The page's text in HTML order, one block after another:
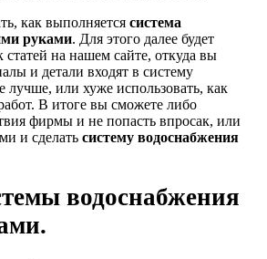
как выполняется система
руками. Для этого далее будет
на нашем сайте, откуда вы
и детали входят в систему
лучше, или хуже использовать, как
В итоге вы сможете либо
фирмы и не попасть впросак, или
и сделать систему водоснабжения
водоснабжения